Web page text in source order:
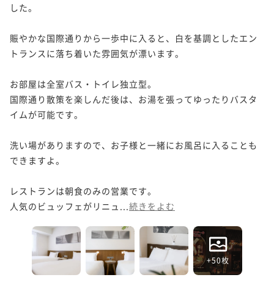
した。
賑やかな国際通りから一歩中に入ると、白を基調としたエン
トランスに落ち着いた雰囲気が漂います。
お部屋は全室バス・トイレ独立型。
国際通り散策を楽しんだ後は、お湯を張ってゆったりバスタ
イムが可能です。
洗い場がありますので、お子様と一緒にお風呂に入ることも
できますよ。
レストランは朝食のみの営業です。
人気のビュッフェがリニュ... 続きをよむ
+50枚